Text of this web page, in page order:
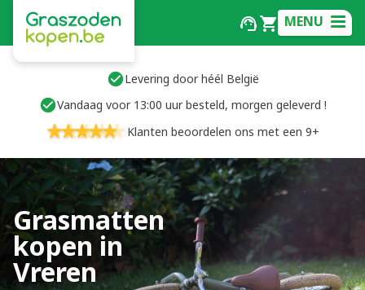
MENU
Levering door héél België
Vandaag voor 13:00 uur besteld, morgen geleverd !
Klanten beoordelen ons met een 9+
Grasmatten
kopen in
Vreren